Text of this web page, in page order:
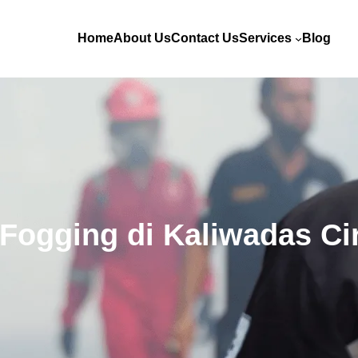
HomeAbout UsContact UsServices Blog
di Kaliwadas